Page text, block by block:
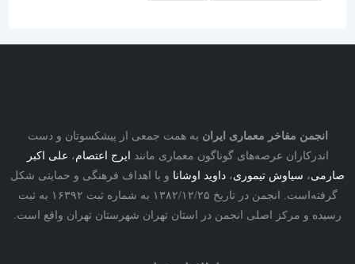
مفاخر معماری ایرانبه همت جمعی از پیشکسوتان و دست
عرصه‌های گوناگون معماری مانندایرج اعتصام،علی اکبر
،سیاوش تیموری،داوید اوشاناو با اهداف فرهنگی و حمایتی شکل
گرفته‌است. انجمن در تاریخ ۱۳۸۲/۱۲/۲۵ به شماره ثبت ۱۶۳۹۲ به ثبت
و مرکز اصلی انجمن در استان تهران شهرستان تهران واقع است.